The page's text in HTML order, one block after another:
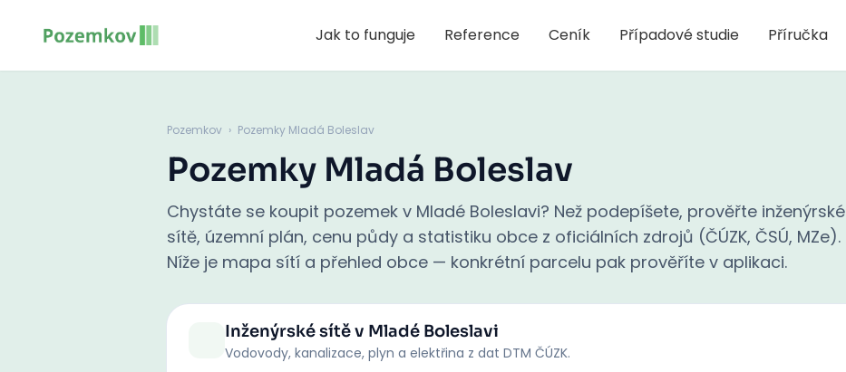
Jak to funguje Reference Ceník Případové studie Příručka
Pozemkov › Pozemky Mladá Boleslav
Pozemky Mladá Boleslav
Chystáte se koupit pozemek v Mladé Boleslavi? Než podepíšete, prověřte inženýrské
sítě, územní plán, cenu půdy a statistiku obce z oficiálních zdrojů (ČÚZK, ČSÚ, MZe).
Níže je mapa sítí a přehled obce — konkrétní parcelu pak prověříte v aplikaci.
Inženýrské sítěv Mladé Boleslavi
Vodovody, kanalizace, plyn a elektřina z dat DTM ČÚZK.